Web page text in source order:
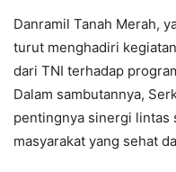
Danramil Tanah Merah,
turut menghadiri
dari TNI terhadap
Dalam sambutannya,
pentingnya sinergi lintas
masyarakat yang sehat